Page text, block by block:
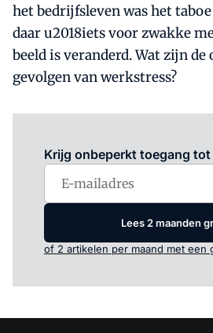
het bedrijfsleven was het
daar u2018iets voor zwakke
beeld is veranderd. Wat zijn de
gevolgen van werkstress?
Krijg onbeperkt toegang tot
Lees 2 maanden
of 2 artikelen per maand met een